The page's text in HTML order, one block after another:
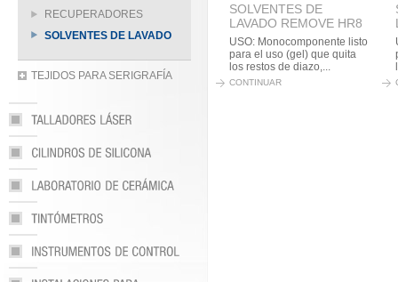
RECUPERADORES
SOLVENTES DE LAVADO
TEJIDOS PARA SERIGRAFÍA
SOLVENTES DE
LAVADO REMOVE HR8
USO: Monocomponente listo
para el uso (gel) que quita
los restos de diazo,...
CONTINUAR